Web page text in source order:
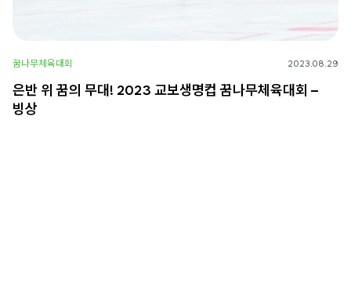
꿈나무체육대회 2023.08.29
은반 위 꿈의 무대! 2023 교보생명컵 꿈나무체육대회 –
빙상